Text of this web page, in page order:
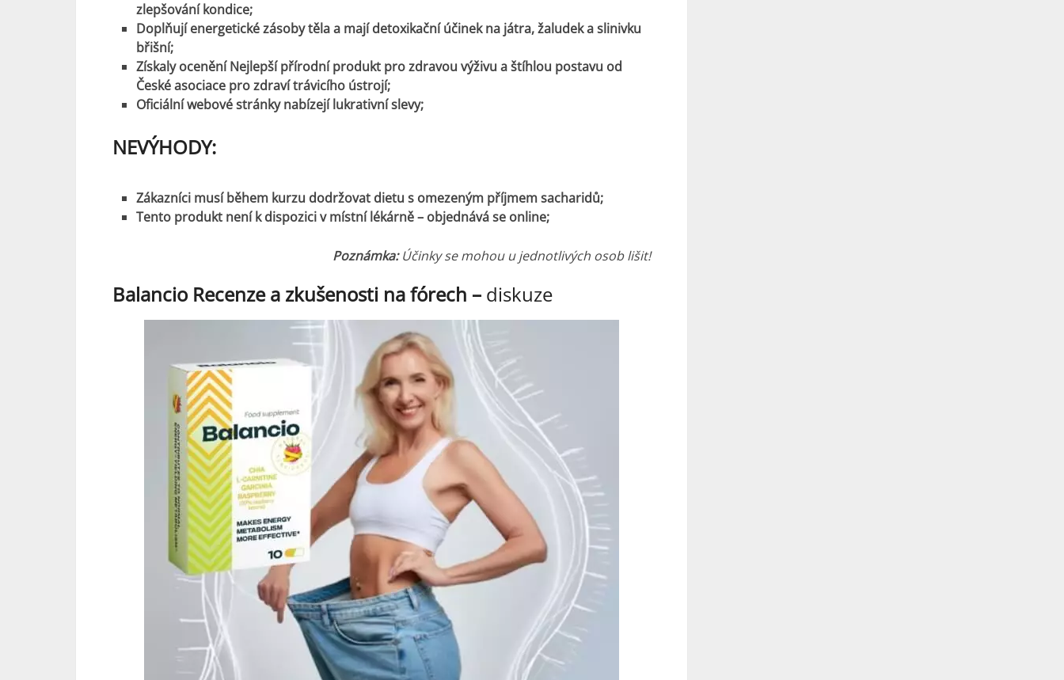
zlepšování kondice;
Doplňují energetické zásoby těla a mají detoxikační účinek na játra, žaludek a slinivku
břišní;
Získaly ocenění Nejlepší přírodní produkt pro zdravou výživu a štíhlou postavu od
České asociace pro zdraví trávicího ústrojí;
Oficiální webové stránky nabízejí lukrativní slevy;
NEVÝHODY:
Zákazníci musí během kurzu dodržovat dietu s omezeným příjmem sacharidů;
Tento produkt není k dispozici v místní lékárně – objednává se online;
Poznámka:Účinky se mohou u jednotlivých osob lišit!
Balancio Recenze a zkušenosti na fórech – diskuze